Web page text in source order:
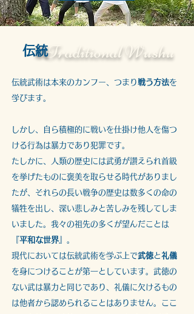
Traditional Wushu
​伝統
伝統武術は本来のカンフー、つまり戦う方法を
学びます。
しかし、自ら積極的に戦いを仕掛け他人を傷つ
ける行為は暴力であり犯罪です。
たしかに、人類の歴史には武勇が讃えられ首級
を挙げたものに褒美を取らせる時代がありまし
たが、それらの長い戦争の歴史は数多くの命の
犠牲を出し、深い悲しみと苦しみを残してしま
いました。我々の祖先の多くが望んだことは
『平和な世界』。
現代においては伝統武術を学ぶ上で武徳と礼儀
を身につけることが第一としています。武徳の
ない武は暴力と同じであり、礼儀に欠けるもの
は他者から認められることはありません。ここ